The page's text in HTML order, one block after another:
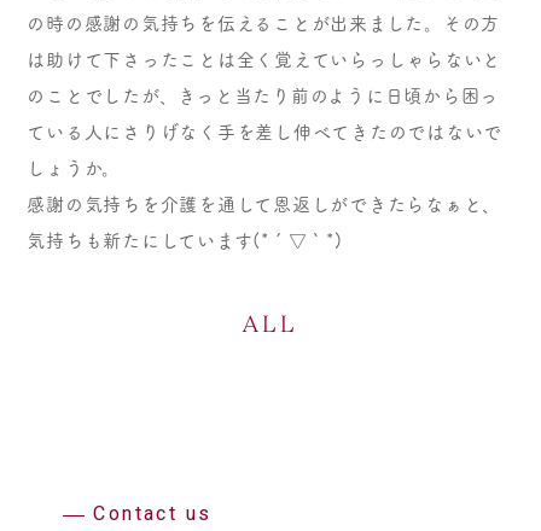
の時の感謝の気持ちを伝えることが出来ました。その方
は助けて下さったことは全く覚えていらっしゃらないと
のことでしたが、きっと当たり前のように日頃から困っ
ている人にさりげなく手を差し伸べてきたのではないで
しょうか。
感謝の気持ちを介護を通して恩返しができたらなぁと、
気持ちも新たにしています(*´▽｀*)
ALL
Contact us